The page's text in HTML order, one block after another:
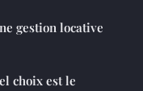
gestion locative
choix est le